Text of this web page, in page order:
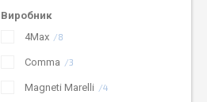
Виробник
4Max
8
Comma 3
Magneti Marelli 4